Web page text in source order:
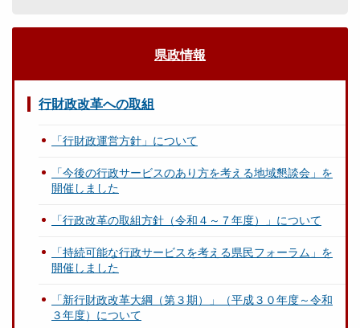
県政情報
行財政改革への取組
「行財政運営方針」について
「今後の行政サービスのあり方を考える地域懇談会」を
開催しました
「行政改革の取組方針（令和４～７年度）」について
「持続可能な行政サービスを考える県民フォーラム」を
開催しました
「新行財政改革大綱（第３期）」（平成３０年度～令和
３年度）について